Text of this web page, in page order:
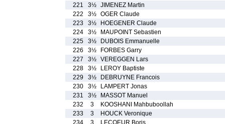
221
3½
JIMENEZ Martin
222
3½
OGER Claude
223
3½
HOEGENER Claude
224
3½
MAUPOINT Sebastien
225
3½
DUBOIS Emmanuelle
226
3½
FORBES Garry
227
3½
VEREGGEN Lars
228
3½
LEROY Baptiste
229
3½
DEBRUYNE Francois
230
3½
LAMPERT Jonas
231
3½
MASSOT Manuel
232
3
KOOSHANI Mahbuboollah
233
3
HOUCK Veronique
234
3
LECOEUR Boris